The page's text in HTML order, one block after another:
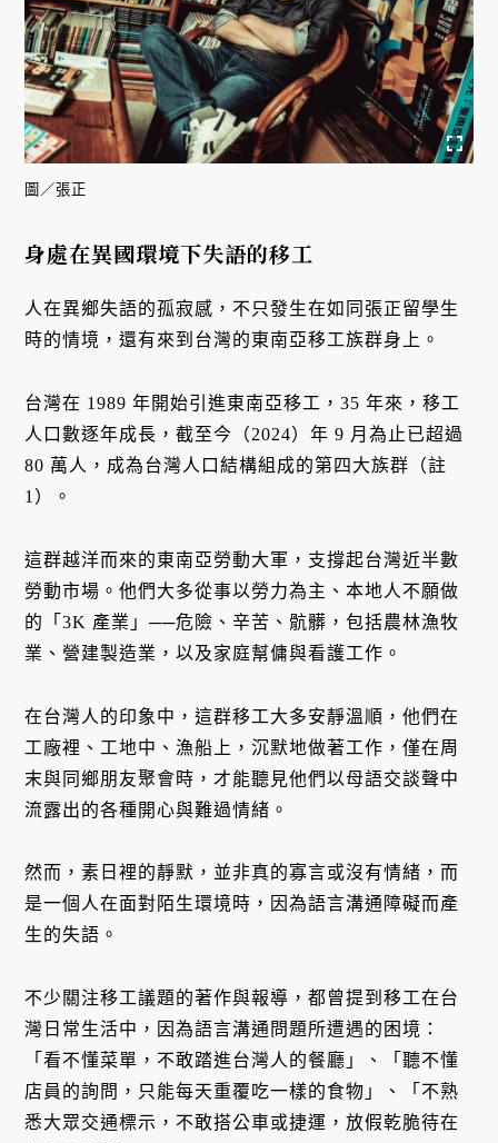
圖／張正
身處在異國環境下失語的移工
人在異鄉失語的孤寂感，不只發生在如同張正留學生
時的情境，還有來到台灣的東南亞移工族群身上。
台灣在 1989 年開始引進東南亞移工，35 年來，移工
人口數逐年成長，截至今（2024）年 9 月為止已超過
80 萬人，成為台灣人口結構組成的第四大族群（註
1）。
這群越洋而來的東南亞勞動大軍，支撐起台灣近半數
勞動市場。他們大多從事以勞力為主、本地人不願做
的「3K 產業」──危險、辛苦、骯髒，包括農林漁牧
業、營建製造業，以及家庭幫傭與看護工作。
在台灣人的印象中，這群移工大多安靜溫順，他們在
工廠裡、工地中、漁船上，沉默地做著工作，僅在周
末與同鄉朋友聚會時，才能聽見他們以母語交談聲中
流露出的各種開心與難過情緒。
然而，素日裡的靜默，並非真的寡言或沒有情緒，而
是一個人在面對陌生環境時，因為語言溝通障礙而產
生的失語。
不少關注移工議題的著作與報導，都曾提到移工在台
灣日常生活中，因為語言溝通問題所遭遇的困境：
「看不懂菜單，不敢踏進台灣人的餐廳」、「聽不懂
店員的詢問，只能每天重覆吃一樣的食物」、「不熟
悉大眾交通標示，不敢搭公車或捷運，放假乾脆待在